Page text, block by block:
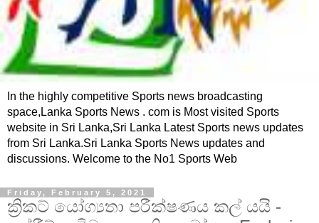
In the highly competitive Sports news broadcasting
space,Lanka Sports News . com is Most visited Sports
website in Sri Lanka,Sri Lanka Latest Sports news updates
from Sri Lanka.Sri Lanka Sports News updates and
discussions. Welcome to the No1 Sports Web
Friday, February 5, 2021
ක්‍රිකට් යෝග්‍යතා පරීක්ෂණය කල් යයි -